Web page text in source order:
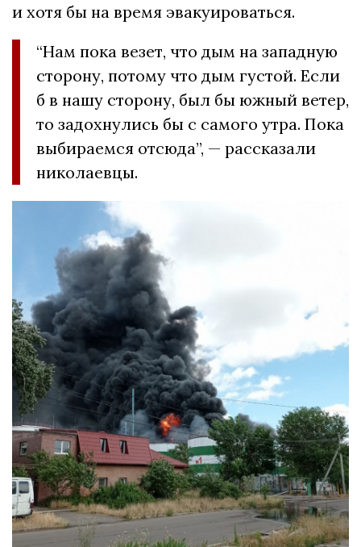
и хотя бы на время эвакуироваться.
“Нам пока везет, что дым на западную
сторону, потому что дым густой. Если
б в нашу сторону, был бы южный ветер,
то задохнулись бы с самого утра. Пока
выбираемся отсюда”, — рассказали
николаевцы.